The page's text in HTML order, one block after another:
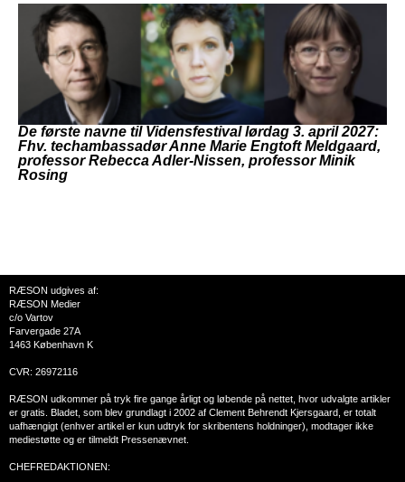
De første navne til Vidensfestival lørdag 3. april 2027:
Fhv. techambassadør Anne Marie Engtoft Meldgaard,
professor Rebecca Adler-Nissen, professor Minik
Rosing
RÆSON udgives af:
RÆSON Medier
c/o Vartov
Farvergade 27A
1463 København K
CVR: 26972116
RÆSON udkommer på tryk fire gange årligt og løbende på nettet, hvor udvalgte artikler
er gratis. Bladet, som blev grundlagt i 2002 af Clement Behrendt Kjersgaard, er totalt
uafhængigt (enhver artikel er kun udtryk for skribentens holdninger), modtager ikke
mediestøtte og er tilmeldt Pressenævnet.
CHEFREDAKTIONEN: